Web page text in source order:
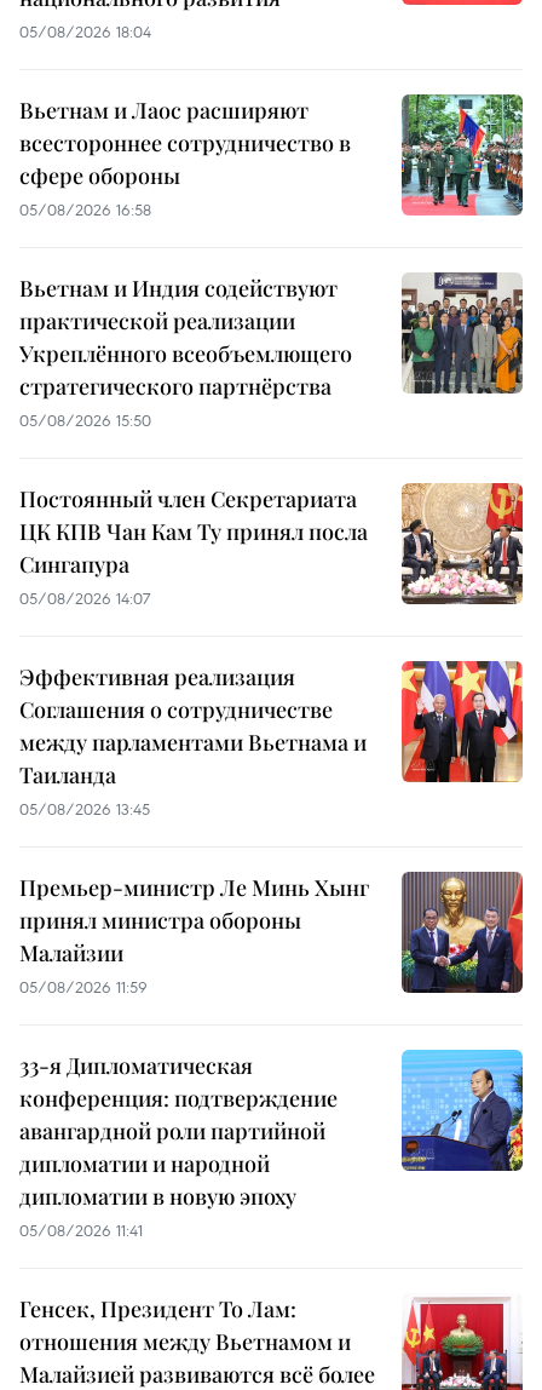
05/08/2026 18:04
Вьетнам и Лаос расширяют
всестороннее сотрудничество в
сфере обороны
05/08/2026 16:58
Вьетнам и Индия содействуют
практической реализации
Укреплённого всеобъемлющего
стратегического партнёрства
05/08/2026 15:50
Постоянный член Секретариата
ЦК КПВ Чан Кам Ту принял посла
Сингапура
05/08/2026 14:07
Эффективная реализация
Соглашения о сотрудничестве
между парламентами Вьетнама и
Таиланда
05/08/2026 13:45
Премьер-министр Ле Минь Хынг
принял министра обороны
Малайзии
05/08/2026 11:59
33-я Дипломатическая
конференция: подтверждение
авангардной роли партийной
дипломатии и народной
дипломатии в новую эпоху
05/08/2026 11:41
Генсек, Президент То Лам:
отношения между Вьетнамом и
Малайзией развиваются всё более